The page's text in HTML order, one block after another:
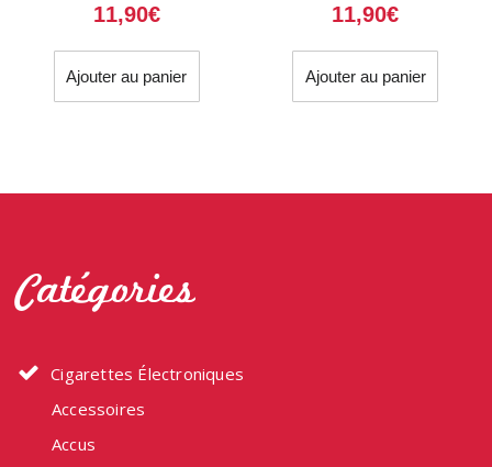
11,90€
Ajouter au panier
11,90€
Ajouter au panier
Catégories
Cigarettes Électroniques
Accessoires
Accus